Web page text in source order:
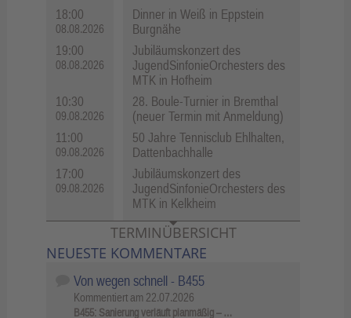
18:00
08.08.2026
Dinner in Weiß in Eppstein
Burgnähe
19:00
08.08.2026
Jubiläumskonzert des
JugendSinfonieOrchesters des
MTK in Hofheim
10:30
09.08.2026
28. Boule-Turnier in Bremthal
(neuer Termin mit Anmeldung)
11:00
09.08.2026
50 Jahre Tennisclub Ehlhalten,
Dattenbachhalle
17:00
09.08.2026
Jubiläumskonzert des
JugendSinfonieOrchesters des
MTK in Kelkheim
TERMINÜBERSICHT
NEUESTE KOMMENTARE
Von wegen schnell - B455
Kommentiert am 22.07.2026
B455: Sanierung verläuft planmäßig – …